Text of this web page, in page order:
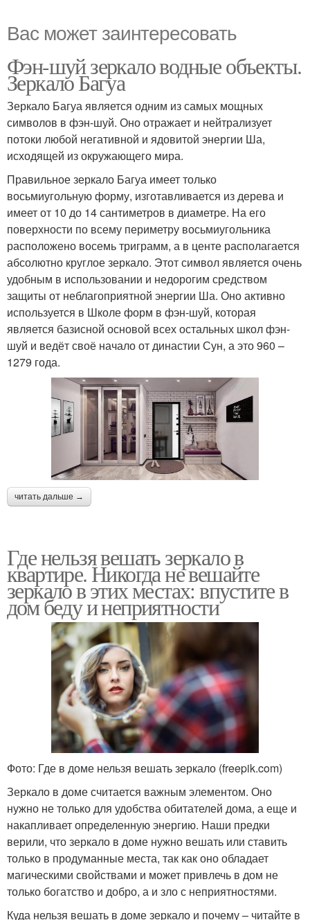
Вас может заинтересовать
Фэн-шуй зеркало водные объекты.
Зеркало Багуа
Зеркало Багуа является одним из самых мощных
символов в фэн-шуй. Оно отражает и нейтрализует
потоки любой негативной и ядовитой энергии Ша,
исходящей из окружающего мира.
Правильное зеркало Багуа имеет только
восьмиугольную форму, изготавливается из дерева и
имеет от 10 до 14 сантиметров в диаметре. На его
поверхности по всему периметру восьмиугольника
расположено восемь триграмм, а в центе располагается
абсолютно круглое зеркало. Этот символ является очень
удобным в использовании и недорогим средством
защиты от неблагоприятной энергии Ша. Оно активно
используется в Школе форм в фэн-шуй, которая
является базисной основой всех остальных школ фэн-
шуй и ведёт своё начало от династии Сун, а это 960 –
1279 года.
читать дальше →
Где нельзя вешать зеркало в
квартире. Никогда не вешайте
зеркало в этих местах: впустите в
дом беду и неприятности
Фото: Где в доме нельзя вешать зеркало (freepik.com)
Зеркало в доме считается важным элементом. Оно
нужно не только для удобства обитателей дома, а еще и
накапливает определенную энергию. Наши предки
верили, что зеркало в доме нужно вешать или ставить
только в продуманные места, так как оно обладает
магическими свойствами и может привлечь в дом не
только богатство и добро, а и зло с неприятностями.
Куда нельзя вешать в доме зеркало и почему – читайте в